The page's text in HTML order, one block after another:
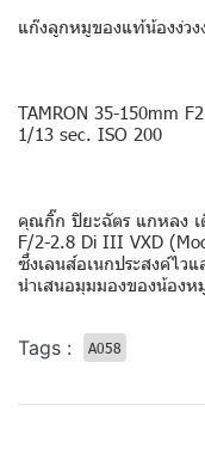
แก๊งลูกหมูของแท้น้องง่ว
TAMRON 35-150mm
1/13 sec. ISO 200
คุณกิ๊ก ปิยะฉัตร แกหลง เ
F/2-2.8 Di III VXD
ซึ่งเลนส์อเนกประสงค์ไว
นำเสนอมุมมองของน้องห
Tags : A058